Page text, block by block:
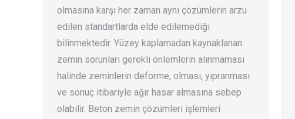
olmasına karşı her zaman aynı çözümlerin arzu
edilen standartlarda elde edilemediği
bilinmektedir. Yüzey kaplamadan kaynaklanan
zemin sorunları gerekli önlemlerin alınmaması
halinde zeminlerin deforme, olması, yıpranması
ve sonuç itibariyle ağır hasar almasına sebep
olabilir. Beton zemin çözümleri işlemleri